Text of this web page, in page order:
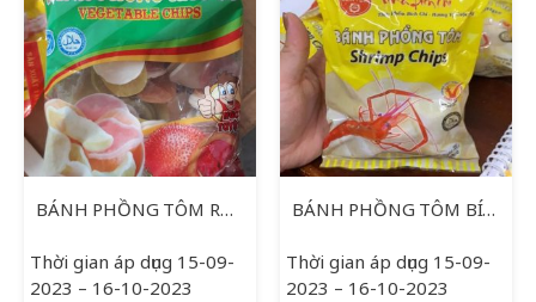
BÁNH PHỒNG TÔM RAU CỦ HA TRANG 180G
Thời gian áp dụng 15-09-
2023 – 16-10-2023
BÁNH PHỒNG TÔM BÍCH CHI 200G
Thời gian áp dụng 15-09-
2023 – 16-10-2023